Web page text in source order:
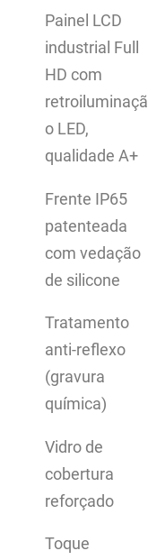
Painel LCD
industrial Full
HD com
retroiluminaçã
o LED,
qualidade A+
Frente IP65
patenteada
com vedação
de silicone
Tratamento
anti-reflexo
(gravura
química)
Vidro de
cobertura
reforçado
Toque